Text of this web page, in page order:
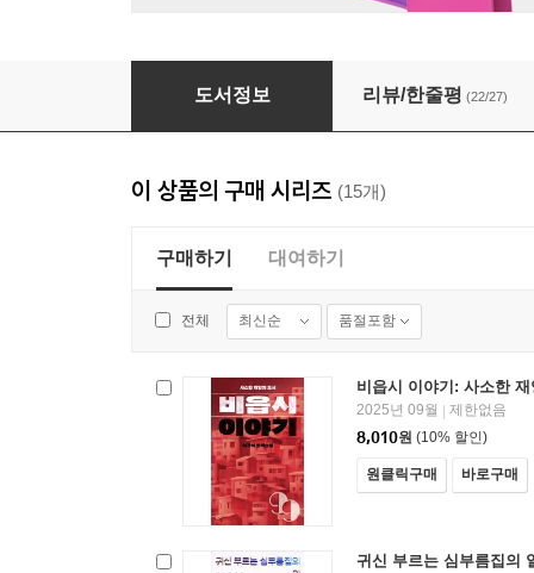
낙석동 소시민 탐구 일지
도서정보 리뷰/한줄평 (22/27)
이 상품의 구매 시리즈 (15개)
구매하기 대여하기
전체 최신순 품절포함
비읍시 이야기: 사소한
2025년 09월 | 제한없음
8,010원 (10% 할인)
원클릭구매 바로구매
귀신 부르는 심부름집의